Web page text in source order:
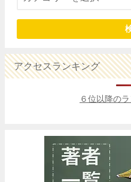
アクセスランキング
６位以降の